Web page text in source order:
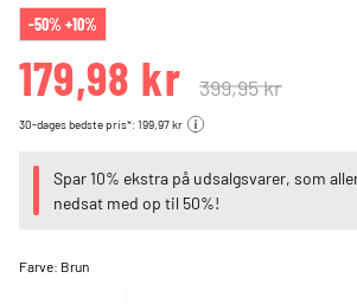
-50% +10%
179,98 kr 399,95 kr
30-dages bedste pris*: 199,97 kr
Spar 10% ekstra på udsalgsvarer, som
nedsat med op til 50%!
Farve: Brun